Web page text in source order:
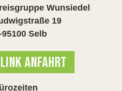
Wunsiedel
19
95100 Selb
LINK ANFAHRT